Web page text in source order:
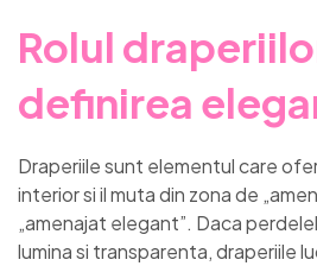
Rolul
definirea
Draperiile sunt elementul care
interior si il muta din zona de
„amenajat elegant”. Daca
lumina si transparenta, draperiile